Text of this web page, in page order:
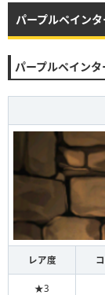
パープルペイン
パープルペイン
レア度
★3